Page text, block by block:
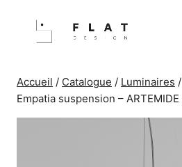
contenu
Accueil / Catalogue / Luminaires /
Empatia suspension – ARTEMIDE